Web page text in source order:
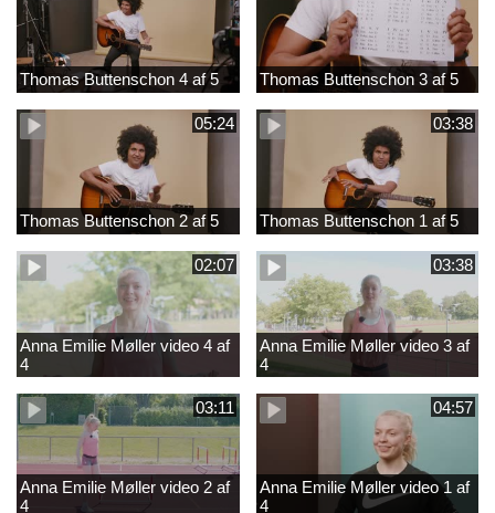
Thomas Buttenschon 4 af 5 Thomas Buttenschon 3 af 5
05:24
Thomas Buttenschon 2 af 5
03:38
Thomas Buttenschon 1 af 5
02:07
Anna Emilie Møller video 4 af
4
03:38
Anna Emilie Møller video 3 af
4
03:11
Anna Emilie Møller video 2 af
4
04:57
Anna Emilie Møller video 1 af
4